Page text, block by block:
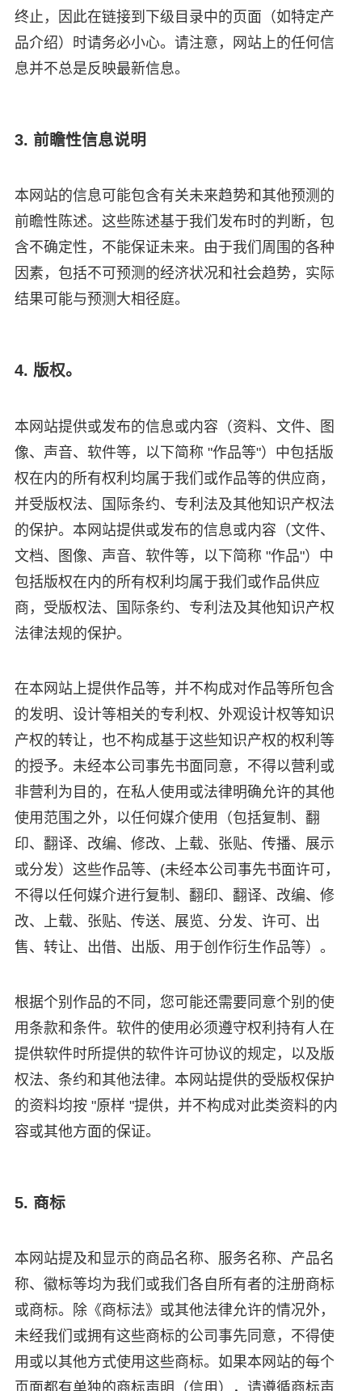
终止，因此在链接到下级目录中的页面（如特定产
品介绍）时请务必小心。请注意，网站上的任何信
息并不总是反映最新信息。
3. 前瞻性信息说明
本网站的信息可能包含有关未来趋势和其他预测的
前瞻性陈述。这些陈述基于我们发布时的判断，包
含不确定性，不能保证未来。由于我们周围的各种
因素，包括不可预测的经济状况和社会趋势，实际
结果可能与预测大相径庭。
4. 版权。
本网站提供或发布的信息或内容（资料、文件、图
像、声音、软件等，以下简称 "作品等"）中包括版
权在内的所有权利均属于我们或作品等的供应商，
并受版权法、国际条约、专利法及其他知识产权法
的保护。本网站提供或发布的信息或内容（文件、
文档、图像、声音、软件等，以下简称 "作品"）中
包括版权在内的所有权利均属于我们或作品供应
商，受版权法、国际条约、专利法及其他知识产权
法律法规的保护。
在本网站上提供作品等，并不构成对作品等所包含
的发明、设计等相关的专利权、外观设计权等知识
产权的转让，也不构成基于这些知识产权的权利等
的授予。未经本公司事先书面同意，不得以营利或
非营利为目的，在私人使用或法律明确允许的其他
使用范围之外，以任何媒介使用（包括复制、翻
印、翻译、改编、修改、上载、张贴、传播、展示
或分发）这些作品等、(未经本公司事先书面许可，
不得以任何媒介进行复制、翻印、翻译、改编、修
改、上载、张贴、传送、展览、分发、许可、出
售、转让、出借、出版、用于创作衍生作品等）。
根据个别作品的不同，您可能还需要同意个别的使
用条款和条件。软件的使用必须遵守权利持有人在
提供软件时所提供的软件许可协议的规定，以及版
权法、条约和其他法律。本网站提供的受版权保护
的资料均按 "原样 "提供，并不构成对此类资料的内
容或其他方面的保证。
5. 商标
本网站提及和显示的商品名称、服务名称、产品名
称、徽标等均为我们或我们各自所有者的注册商标
或商标。除《商标法》或其他法律允许的情况外，
未经我们或拥有这些商标的公司事先同意，不得使
用或以其他方式使用这些商标。如果本网站的每个